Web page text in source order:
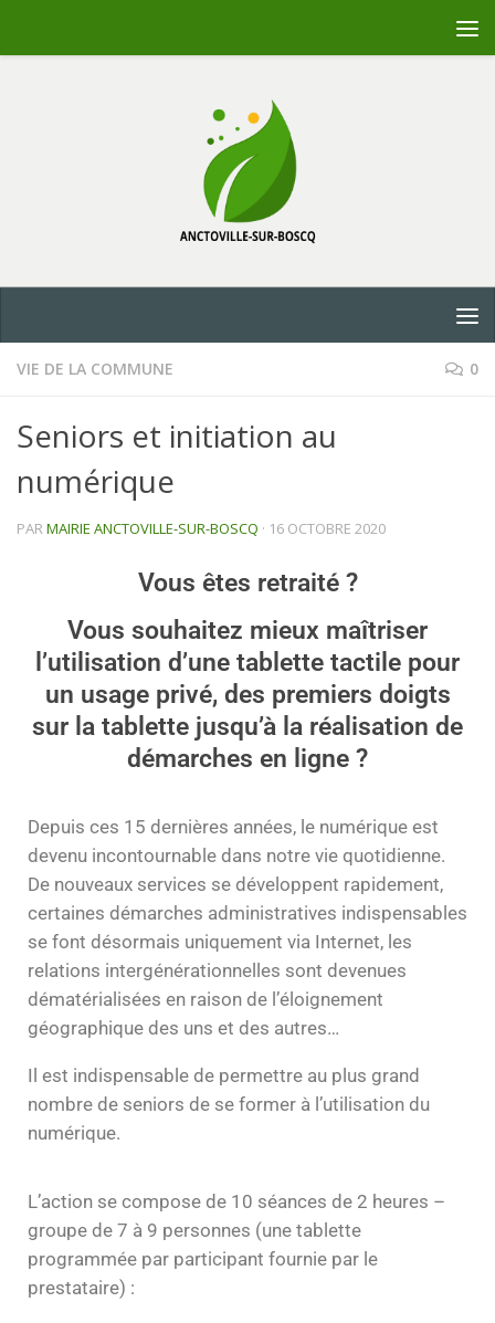
VIE DE LA COMMUNE 0
Seniors et initiation au
numérique
PARMAIRIE ANCTOVILLE-SUR-BOSCQ · 16 OCTOBRE 2020
Vous êtes retraité ?
Vous souhaitez mieux maîtriser
l’utilisation d’une tablette tactile pour
un usage privé, des premiers doigts
sur la tablette jusqu’à la réalisation de
démarches en ligne ?
Depuis ces 15 dernières années, le numérique est
devenu incontournable dans notre vie quotidienne.
De nouveaux services se développent rapidement,
certaines démarches administratives indispensables
se font désormais uniquement via Internet, les
relations intergénérationnelles sont devenues
dématérialisées en raison de l’éloignement
géographique des uns et des autres…
Il est indispensable de permettre au plus grand
nombre de seniors de se former à l’utilisation du
numérique.
L’action se compose de 10 séances de 2 heures –
groupe de 7 à 9 personnes (une tablette
programmée par participant fournie par le
prestataire) :